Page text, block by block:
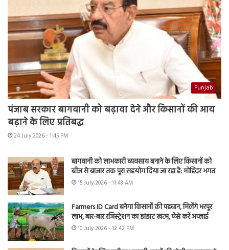
Punjab
पंजाब सरकार बागवानी को बढ़ावा देने और किसानों की आय
बढ़ाने के लिए प्रतिबद्ध
24 July 2026 - 1:45 PM
बागवानी को लाभकारी व्यवसाय बनाने के लिए किसानों को
बीज से बाजार तक पूरा सहयोग दिया जा रहा है: मोहिंदर भगत
15 July 2026 - 11:43 AM
Farmers ID Card बनेगा किसानों की पहचान, मिलेंगे भरपूर
लाभ, बार-बार रजिस्ट्रेशन का झंझट खत्म, ऐसे करें अप्लाई
10 July 2026 - 12:42 PM